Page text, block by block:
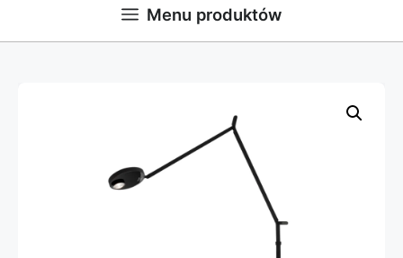
Menu produktów